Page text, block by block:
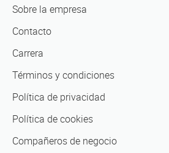
Sobre la empresa
Contacto
Carrera
Términos y condiciones
Política de privacidad
Política de cookies
Compañeros de negocio